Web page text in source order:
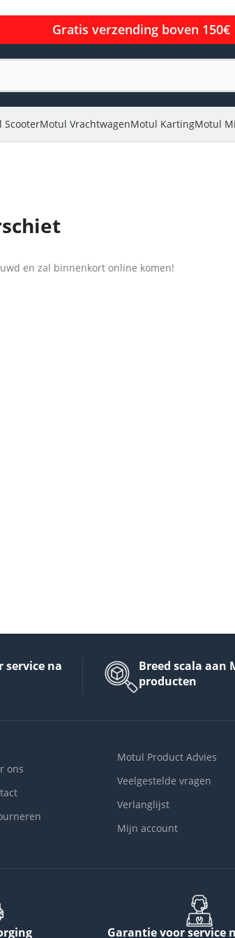
Gratis verzending boven 150€
ScooterMotul VrachtwagenMotul KartingMotul
en zal binnenkort online komen!
service na
Breed scala aan
producten
ons
Motul Product Advies
Veelgestelde vragen
Verlanglijst
Mijn account
Garantie voor service